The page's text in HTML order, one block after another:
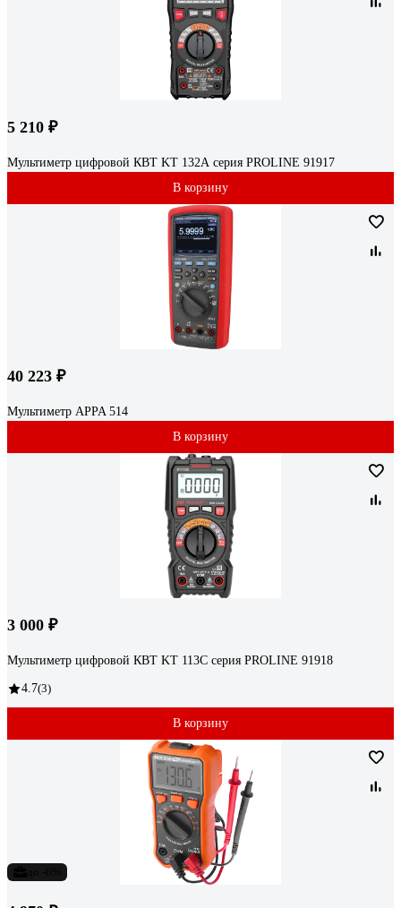
5 210 ₽
Мультиметр цифровой КВТ KT 132А серия PROLINE 91917
В корзину
40 223 ₽
Мультиметр APPA 514
В корзину
3 000 ₽
Мультиметр цифровой КВТ KT 113С серия PROLINE 91918
4.7(3)
В корзину